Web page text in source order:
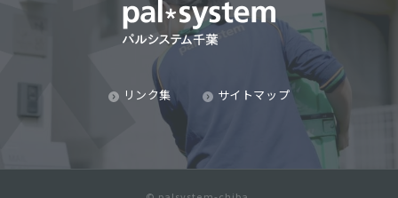
リンク集 サイトマップ